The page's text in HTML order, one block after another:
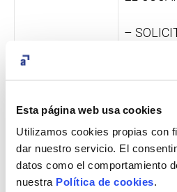
Esta página web usa cookies
Utilizamos cookies propias con
dar nuestro servicio. El
datos como el comportamiento
nuestra Política de cookies.
–
–
DATOS
POR